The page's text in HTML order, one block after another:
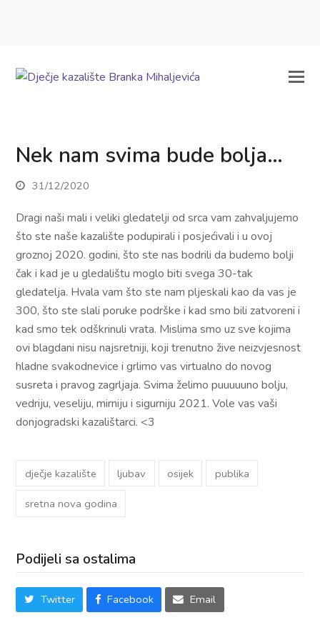
Nek nam svima bude bolja…
31/12/2020
Dragi naši mali i veliki gledatelji od srca vam zahvaljujemo
što ste naše kazalište podupirali i posjećivali i u ovoj
groznoj 2020. godini, što ste nas bodrili da budemo bolji
čak i kad je u gledalištu moglo biti svega 30-tak
gledatelja. Hvala vam što ste nam pljeskali kao da vas je
300, što ste slali poruke podrške i kad smo bili zatvoreni i
kad smo tek odškrinuli vrata. Mislima smo uz sve kojima
ovi blagdani nisu najsretniji, koji trenutno žive neizvjesnost
hladne svakodnevice i grlimo vas virtualno do novog
susreta i pravog zagrljaja. Svima želimo puuuuuno bolju,
vedriju, veseliju, mirniju i sigurniju 2021. Vole vas vaši
donjogradski kazalištarci. <3
dječje kazalište ljubav osijek publika
sretna nova godina
Podijeli sa ostalima
Twitter Facebook Email